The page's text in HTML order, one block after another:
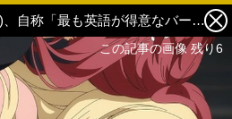
22/7(ナナブンノニジュウニ)、自称「最も英語が得意なバーチャルYouTuber」藤間桜が「Anime Expo 2018」に登場! PV「あの日の彼女たち day04 佐藤麗華」も公開 5枚目の写真・画像
この記事の画像 残り6